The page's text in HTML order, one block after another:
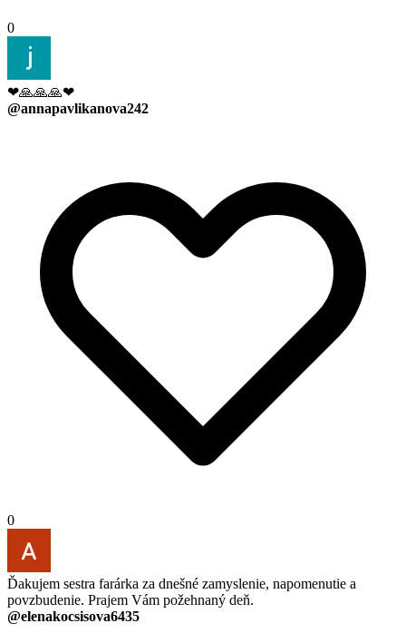
0
❤🙏🙏🙏❤
@annapavlikanova242
0
Ďakujem sestra farárka za dnešné zamyslenie, napomenutie a
povzbudenie. Prajem Vám požehnaný deň.
@elenakocsisova6435